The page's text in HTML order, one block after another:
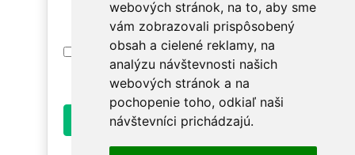
webových stránok, na to, aby sme
vám zobrazovali prispôsobený
obsah a cielené reklamy, na
analýzu návštevnosti našich
webových stránok a na
pochopenie toho, odkiaľ naši
návštevníci prichádzajú.
aby si mala prístup na relevantné triedy
Prihlásením súhlasím sPodmienkami
Používania. Oboznám sa prosím ako
spracúvame údaje v
Ochrane osobných údajov
Odoslať